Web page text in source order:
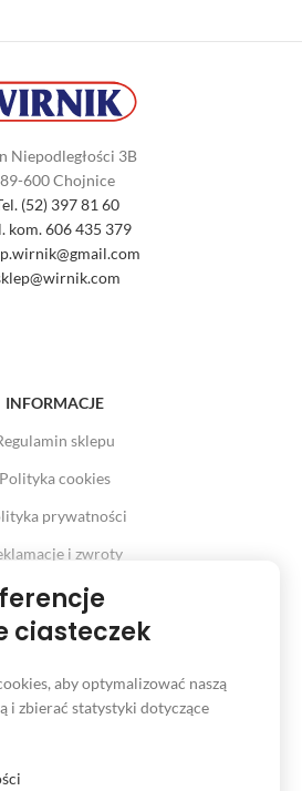
Niepodległości 3B
89-600 Chojnice
(52) 397 81 60
kom. 606 435 379
INFORMACJE
sklepu
Polityka cookies
prywatności
i zwroty
od umowy
INFORMACJE
ciasteczek
aby optymalizować naszą
i zbierać statystyki dotyczące